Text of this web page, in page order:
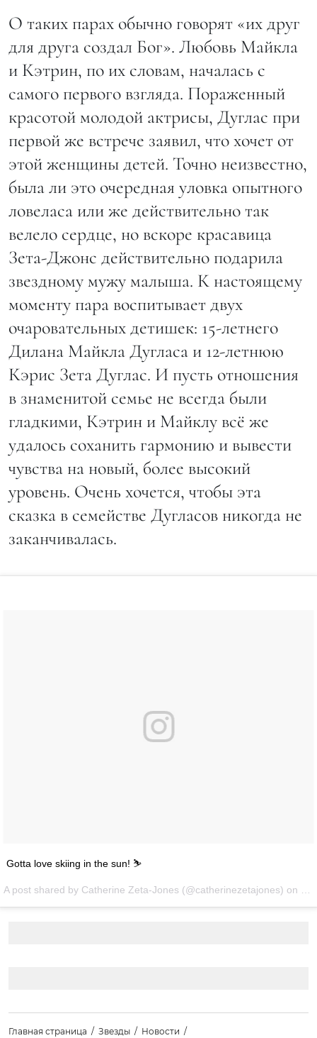
О таких парах обычно говорят «их друг
для друга создал Бог». Любовь Майкла
и Кэтрин, по их словам, началась с
самого первого взгляда. Пораженный
красотой молодой актрисы, Дуглас при
первой же встрече заявил, что хочет от
этой женщины детей. Точно неизвестно,
была ли это очередная уловка опытного
ловеласа или же действительно так
велело сердце, но вскоре красавица
Зета-Джонс действительно подарила
звездному мужу малыша. К настоящему
моменту пара воспитывает двух
очаровательных детишек: 15-летнего
Дилана Майкла Дугласа и 12-летнюю
Кэрис Зета Дуглас. И пусть отношения
в знаменитой семье не всегда были
гладкими, Кэтрин и Майклу всё же
удалось соханить гармонию и вывести
чувства на новый, более высокий
уровень. Очень хочется, чтобы эта
сказка в семействе Дугласов никогда не
заканчивалась.
Gotta love skiing in the sun! ⛷
Главная страница Звезды Новости